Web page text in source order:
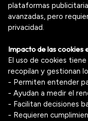
plataformas
avanzadas, pero
privacidad.
Impacto de las cookies
El uso de cookies
recopilan y gestionan
- Permiten entender
- Ayudan a medir el
- Facilitan decisiones
- Requieren